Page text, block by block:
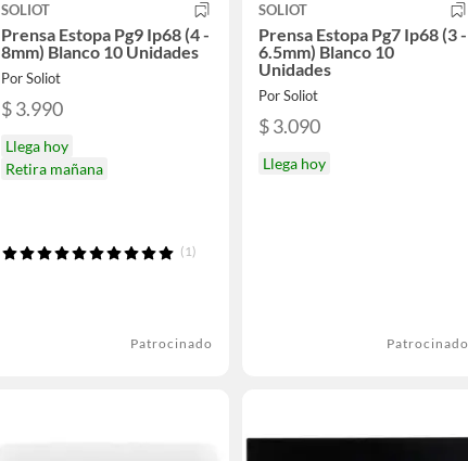
SOLIOT
Prensa Estopa Pg9 Ip68 (4 -
8mm) Blanco 10 Unidades
Por Soliot
$ 3.990
Llega hoy
Retira mañana
(1)
Patrocinado
SOLIOT
Prensa Estopa Pg7 Ip68 (3 -
6.5mm) Blanco 10
Unidades
Por Soliot
$ 3.090
Llega hoy
Patrocinado